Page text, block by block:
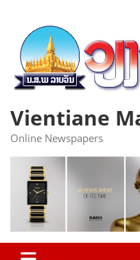
content
Vientiane
Online Newspapers